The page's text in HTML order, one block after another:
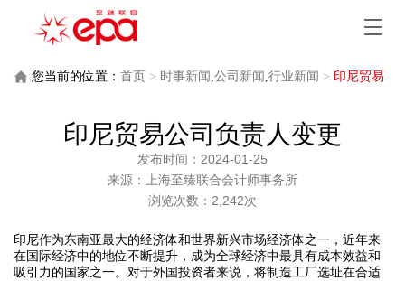
您当前的位置： 首页 > 时事新闻 ,公司新闻 ,行业新闻 > 印尼贸易
公司负责人变更印尼贸易公司负责人变更
发布时间：2024-01-25
来源：上海至臻联合会计师事务所
浏览次数：2,242次
印尼作为东南亚最大的经济体和世界新兴市场经济体之一，近年来
在国际经济中的地位不断提升，成为全球经济中最具有成本效益和
吸引力的国家之一。对于外国投资者来说，将制造工厂选址在合适